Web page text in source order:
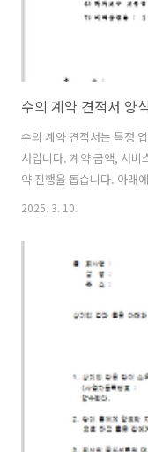
수의 계약 견적서 양
수의 계약 견적서는 특정
서입니다. 계약 금액, 서비
약 진행을 돕습니다. 아래
내합니다. 수의 계약 견적
담당자: __________ (연
2025. 3. 10.